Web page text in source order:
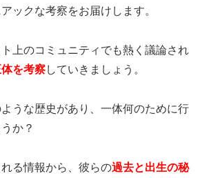
ックな考察をお届けします。
上のコミュニティでも熱く議論され
を考察していきましょう。
うな歴史があり、一体何のために行
か？
る情報から、彼らの過去と出生の秘